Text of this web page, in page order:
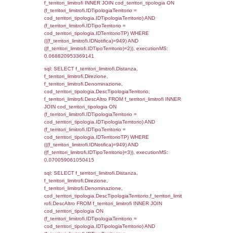
a2rp.IDPersonale = a2p.IDPersonale
(((a2p.IDNotifica)=949) AND
executionMS: 0.0025269985198975
sql: SELECT Cognome, Nome FROM
reg_a2_ruolipersonale.IDPersonale =
reg_a2_personale.IDPersonale WHERE
executionMS: 0.0002291202545166
sql: SELECT cod_ipa_aoo.des_amm,
d1_controlli.UntAmmTerr,
d1_controlli.Regione, d1_controlli.Provincia,
d1_controlli.Comune, d1_controlli.Via,
d1_controlli.Email, d1_controlli.Pec FROM
INNER JOIN d1_controlli ON
d1_controlli.UntAmmTerr where
executionMS: 0.027009963989258